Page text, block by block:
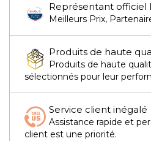
Représentant officiel
Meilleurs Prix,
Produits de haute
Produits de haute
sélectionnés pour leur
Service client inégalé
Assistance rapide et
client est une priorité.